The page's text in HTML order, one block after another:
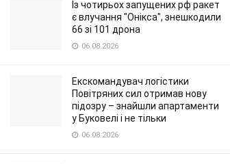
Із чотирьох запущених рф ракет
є влучання "Онікса", знешкодили
66 зі 101 дрона
06.08.2026
Екскомандувач логістики
Повітряних сил отримав нову
підозру – знайшли апартаменти
у Буковелі і не тільки
06.08.2026